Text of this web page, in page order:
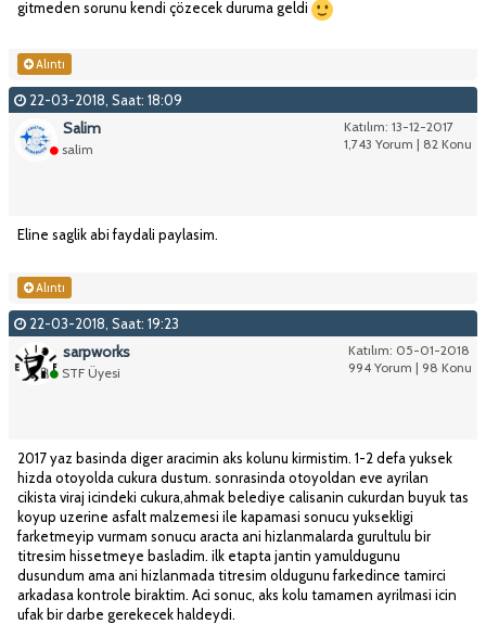
gitmeden sorunu kendi çözecek duruma geldi
Alıntı
22-03-2018, Saat: 18:09
Katılım: 13-12-2017
1,743 Yorum | 82 Konu
Salim
salim
Eline saglik abi faydali paylasim.
Alıntı
22-03-2018, Saat: 19:23
Katılım: 05-01-2018
994 Yorum | 98 Konu
sarpworks
STF Üyesi
2017 yaz basinda diger aracimin aks kolunu kirmistim. 1-2 defa yuksek
hizda otoyolda cukura dustum. sonrasinda otoyoldan eve ayrilan
cikista viraj icindeki cukura,ahmak belediye calisanin cukurdan buyuk tas
koyup uzerine asfalt malzemesi ile kapamasi sonucu yuksekligi
farketmeyip vurmam sonucu aracta ani hizlanmalarda gurultulu bir
titresim hissetmeye basladim. ilk etapta jantin yamuldugunu
dusundum ama ani hizlanmada titresim oldugunu farkedince tamirci
arkadasa kontrole biraktim. Aci sonuc, aks kolu tamamen ayrilmasi icin
ufak bir darbe gerekecek haldeydi.